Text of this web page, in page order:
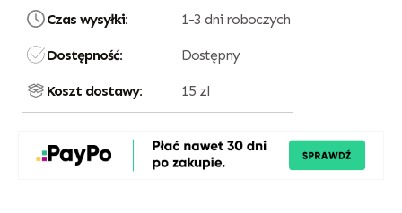
Czas wysyłki: 1-3 dni roboczych
Dostępność: Dostępny
Koszt dostawy: 15 zl